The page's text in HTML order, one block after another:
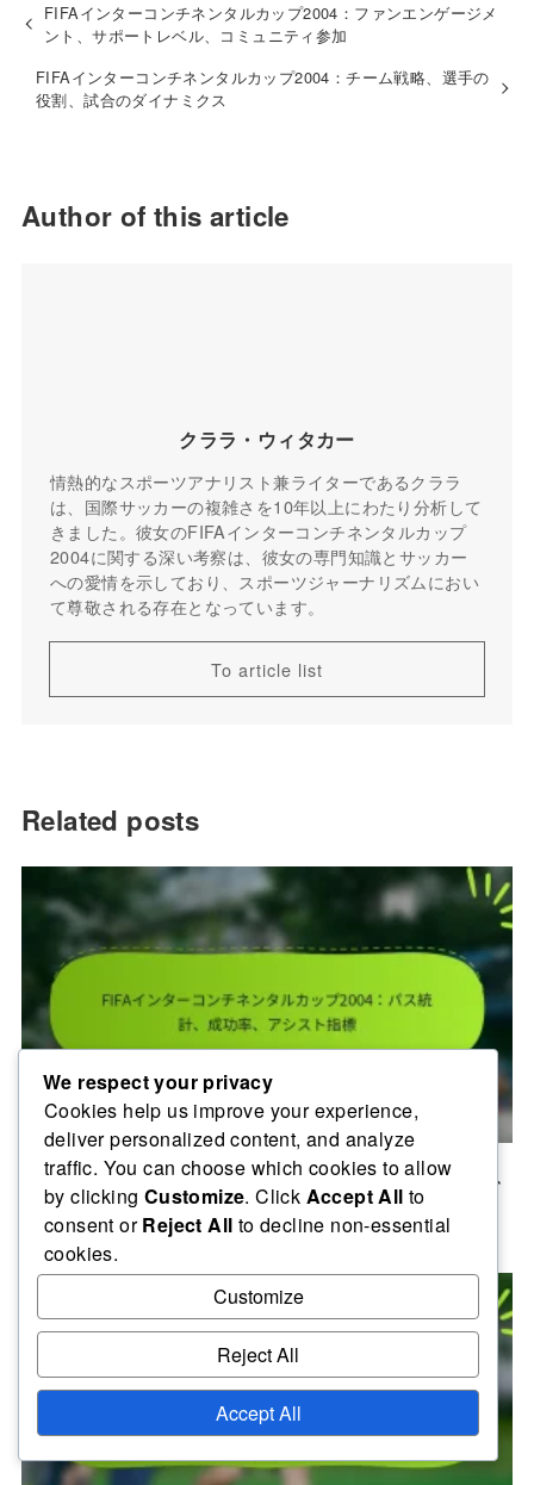
FIFAインターコンチネンタルカップ2004：ファンエンゲージメ
ント、サポートレベル、コミュニティ参加
FIFAインターコンチネンタルカップ2004：チーム戦略、選手の
役割、試合のダイナミクス
Author of this article
クララ・ウィタカー
情熱的なスポーツアナリスト兼ライターであるクララ
は、国際サッカーの複雑さを10年以上にわたり分析して
きました。彼女のFIFAインターコンチネンタルカップ
2004に関する深い考察は、彼女の専門知識とサッカー
への愛情を示しており、スポーツジャーナリズムにおい
て尊敬される存在となっています。
To article list
Related posts
FIFAインターコンチネンタルカップ2004：パス統計、成功率、
アシスト指標
05/02/2026
We respect your privacy
Cookies help us improve your experience,
deliver personalized content, and analyze
traffic. You can choose which cookies to allow
by clicking Customize. Click Accept All to
consent orReject All to decline non-essential
cookies.
Customize
Reject All
Accept All